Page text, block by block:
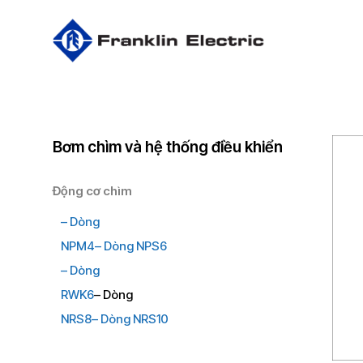
Bơm chìm và hệ thống điều khiển
Động cơ chìm
– Dòng
NPM4– Dòng NPS6
– Dòng
RWK6– Dòng
NRS8– Dòng NRS10